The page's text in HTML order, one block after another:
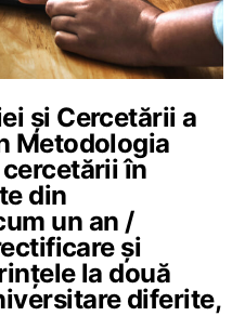
și Cercetării a
Metodologia
în
din
un an /
și
la două
diferite,